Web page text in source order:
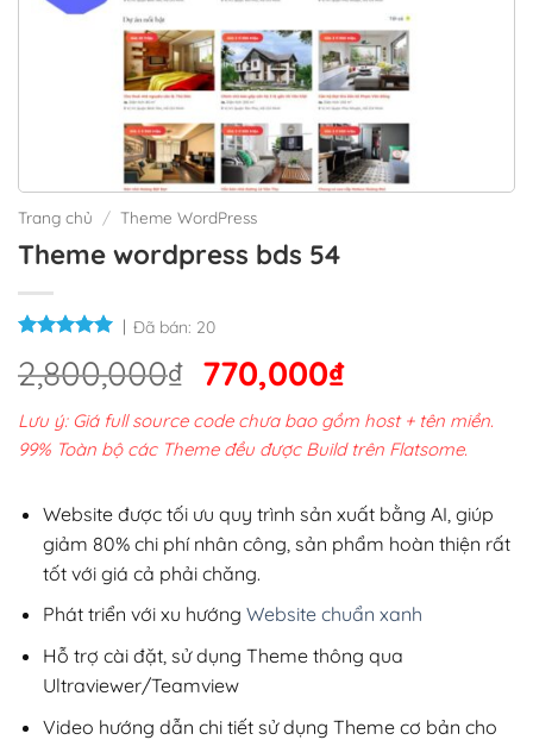
Trang chủ / Theme WordPress
Theme wordpress bds 54
Đã bán: 20
2,800,000₫ Giá
gốc
là:
2,800,000₫.
770,000₫Giá
hiện
tại
770,000₫.
Lưu ý: Giá full source code chưa bao gồm host + tên miền.
99% Toàn bộ các Theme đều được Build trên Flatsome.
Website được tối ưu quy trình sản xuất bằng AI, giúp
giảm 80% chi phí nhân công, sản phẩm hoàn thiện rất
tốt với giá cả phải chăng.
Phát triển với xu hướng Website chuẩn xanh
Hỗ trợ cài đặt, sử dụng Theme thông qua
Ultraviewer/Teamview
Video hướng dẫn chi tiết sử dụng Theme cơ bản cho